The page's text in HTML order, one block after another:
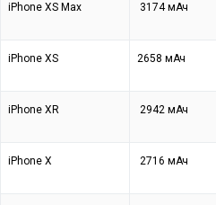
iPhone XS Max 3174 мАч
iPhone XS 2658 мАч
iPhone XR 2942 мАч
iPhone X 2716 мАч